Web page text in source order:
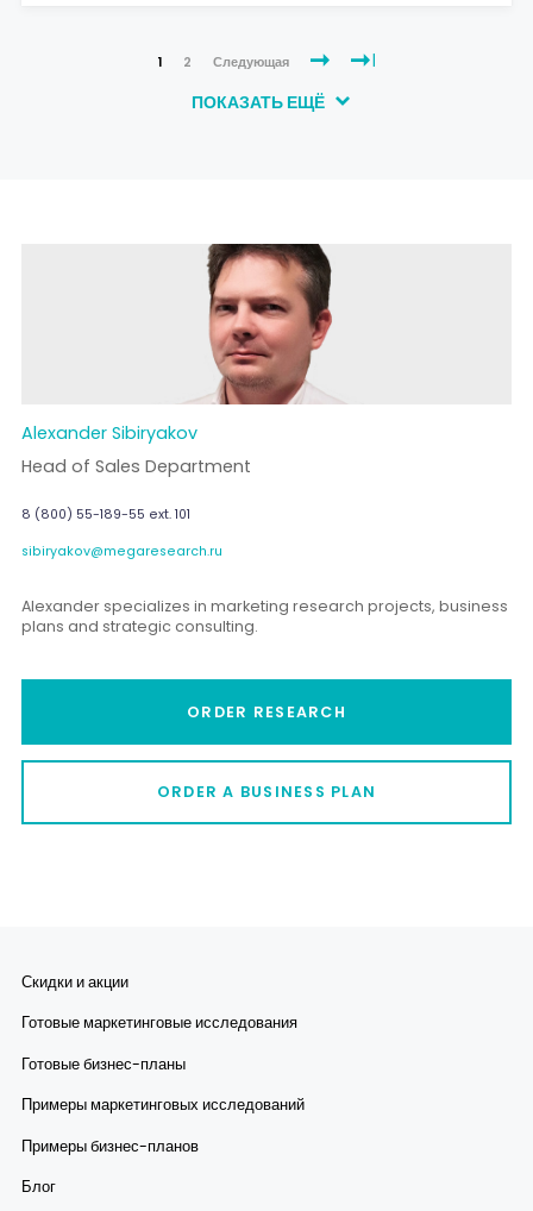
1 2 Следующая
ПОКАЗАТЬ ЕЩЁ
Alexander Sibiryakov
Head of Sales Department
8 (800) 55-189-55 ext. 101
sibiryakov@megaresearch.ru
Alexander specializes in marketing research projects, business
plans and strategic consulting.
ORDER RESEARCH
ORDER A BUSINESS PLAN
Скидки и акции
Готовые маркетинговые исследования
Готовые бизнес-планы
Примеры маркетинговых исследований
Примеры бизнес-планов
Блог